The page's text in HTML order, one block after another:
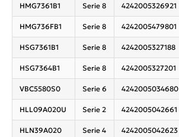
HMG7361B1 Serie 8 4242005326921
HMG736FB1 Serie 8 4242005479801
HSG7361B1 Serie 8 4242005327188
HSG7364B1 Serie 8 4242005327201
VBC5580S0 Serie 6 4242005034680
HLL09A020U Serie 2 4242005042661
HLN39A020 Serie 4 4242005042623